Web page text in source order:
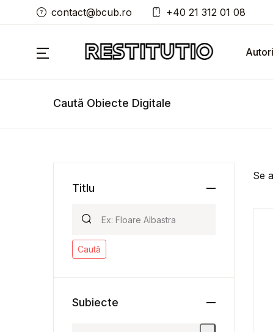
contact@bcub.ro +40 21 312 01 08
Autori
Caută Obiecte Digitale
Se
Titlu
Caută
Subiecte